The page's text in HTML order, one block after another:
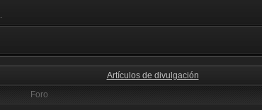
Artículos de divulgación
Foro